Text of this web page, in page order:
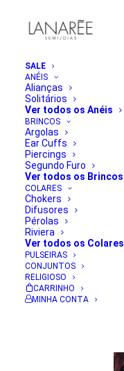
SALE
ANÉIS
Alianças
Solitários
Ver todos os Anéis
BRINCOS
Argolas
Ear Cuffs
Piercings
Segundo Furo
Ver todos os Brincos
COLARES
Chokers
Difusores
Pérolas
Riviera
Ver todos os Colares
PULSEIRAS
CONJUNTOS
RELIGIOSO
CARRINHO
MINHA CONTA